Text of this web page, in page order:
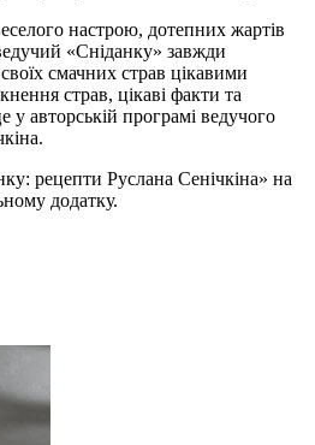
настрою, дотепних жартів
«Сніданку» завжди
смачних страв цікавими
страв, цікаві факти та
у авторській програмі ведучого
рецепти Руслана Сенічкіна» на
додатку.